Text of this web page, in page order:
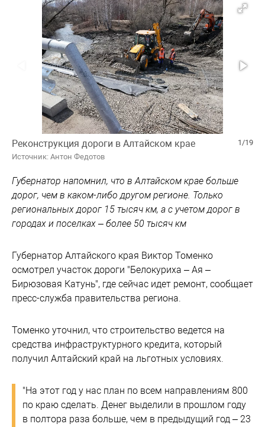
1/19
Реконструкция дороги в Алтайском крае
Источник: Антон Федотов
Губернатор напомнил, что в Алтайском крае больше
дорог, чем в каком-либо другом регионе. Только
региональных дорог 15 тысяч км, а с учетом дорог в
городах и поселках – более 50 тысяч км
Губернатор Алтайского края Виктор Томенко
осмотрел участок дороги "Белокуриха – Ая –
Бирюзовая Катунь", где сейчас идет ремонт, сообщает
пресс-служба правительства региона.
Томенко уточнил, что строительство ведется на
средства инфраструктурного кредита, который
получил Алтайский край на льготных условиях.
"На этот год у нас план по всем направлениям 800
по краю сделать. Денег выделили в прошлом году
в полтора раза больше, чем в предыдущий год – 23